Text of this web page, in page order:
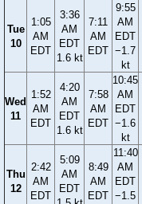
Tue
10
1:05
AM
EDT
3:36
AM
EDT
1.6 kt
7:11
AM
EDT
9:55
AM
EDT
−1.7
kt
Wed
11
1:52
AM
EDT
4:20
AM
EDT
1.6 kt
7:58
AM
EDT
10:45
AM
EDT
−1.6
kt
Thu
12
2:42
AM
EDT
5:09
AM
EDT
8:49
AM
EDT
11:40
AM
EDT
−1.5